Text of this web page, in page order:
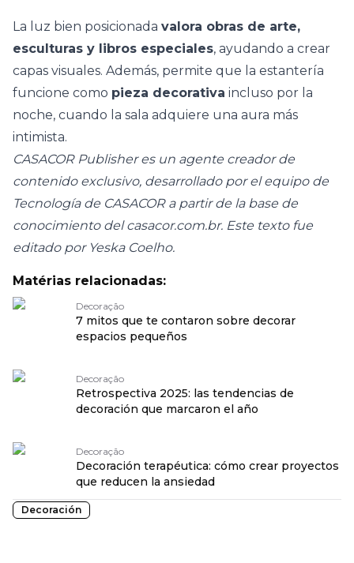
La luz bien posicionada valora obras de arte,
esculturas y libros especiales, ayudando a crear
capas visuales. Además, permite que la estantería
funcione como pieza decorativa incluso por la
noche, cuando la sala adquiere una aura más
intimista.
CASACOR Publisher es un agente creador de
contenido exclusivo, desarrollado por el equipo de
Tecnología de CASACOR a partir de la base de
conocimiento del casacor.com.br. Este texto fue
editado por Yeska Coelho.
Matérias relacionadas:
Decoração
7 mitos que te contaron sobre decorar
espacios pequeños
Decoração
Retrospectiva 2025: las tendencias de
decoración que marcaron el año
Decoração
Decoración terapéutica: cómo crear proyectos
que reducen la ansiedad
Decoración